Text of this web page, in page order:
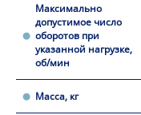
Максимально
допустимое число
оборотов при
указанной нагрузке,
об/мин
Масса, кг